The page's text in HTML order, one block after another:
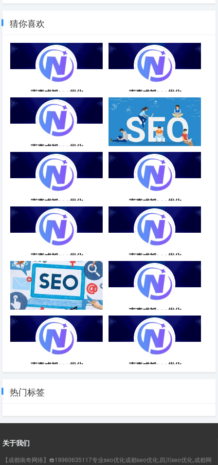
猜你喜欢
白帽SEO手法进行优化-成都
SEO
前十的SEO优化企业-成都SEO
信息流优化师新手入门SEO推
广-成都SEO
网站有收录却没有排名是什么原
因
品牌SEO优化系统代理项目-成
都SEO
电器网站SEO优化服务
SEO优化关键词算法-成都SEO 企业关键词优化SEO-成都SEO
较好的网站结构可以给SEO优化
带来哪些优势
开关网站SEO优化方法-成都
SEO
热门标签
关于我们
【成都南奇网络】☎️19960635117专业seo优化成都seo优化,四川seo优化,成都网